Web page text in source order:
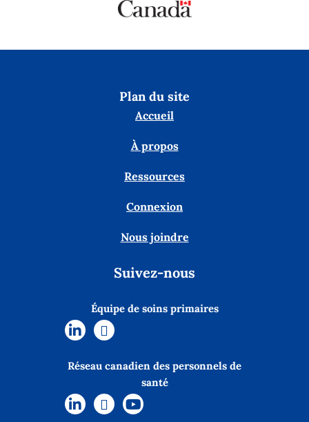
Plan du site
Accueil
À propos
Ressources
Connexion
Nous joindre
Suivez-nous
Équipe de soins primaires
Réseau canadien des personnels de
santé